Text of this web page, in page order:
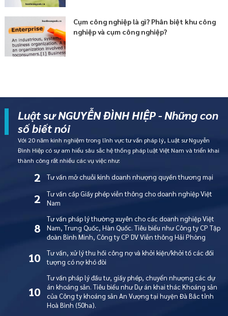
Cụm công nghiệp là gì? Phân biệt khu công
nghiệp và cụm công nghiệp?
Luật sư NGUYỄN ĐÌNH HIỆP - Những con
số biết nói
Với 20 năm kinh nghiệm trong lĩnh vực tư vấn pháp lý, Luật sư Nguyễn
Đình Hiệp có sự am hiểu sâu sắc hệ thống pháp luật Việt Nam và triển khai
thành công rất nhiều các vụ việc như:
2 Tư vấn mở chuỗi kinh doanh nhượng quyền thương mại
2
Tư vấn cấp Giấy phép viễn thông cho doanh nghiệp Việt
Nam
8
Tư vấn pháp lý thường xuyên cho các doanh nghiệp Việt
Nam, Trung Quốc, Hàn Quốc. Tiêu biểu như Công ty CP Tập
đoàn Bình Minh, Công ty CP DV Viễn thông Hải Phòng
10
Tư vấn, xử lý thu hồi công nợ và khởi kiện/khởi tố các đối
tượng có nợ khó đòi
10
Tư vấn pháp lý đầu tư, giấy phép, chuyển nhượng các dự
án khoáng sản. Tiêu biểu như Dự án khai thác Khoáng sản
của Công ty khoáng sản An Vượng tại huyện Đà Bắc tỉnh
Hoà Bình (50ha).